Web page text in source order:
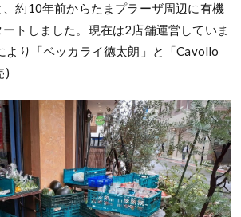
約10年前からたまプラーザ周辺に有機
トしました。現在は2店舗運営していま
より「ベッカライ徳太朗」と「Cavollo
)